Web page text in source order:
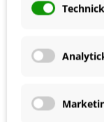
-30%